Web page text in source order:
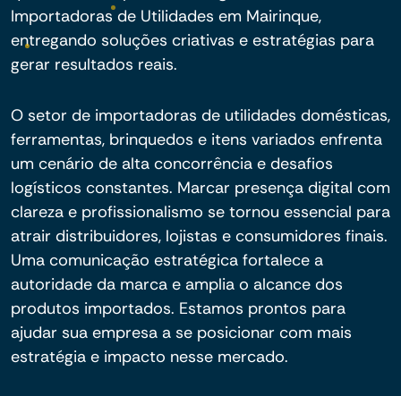
Importadoras de Utilidades em Mairinque,
entregando soluções criativas e estratégias para
gerar resultados reais.
O setor de importadoras de utilidades domésticas,
ferramentas, brinquedos e itens variados enfrenta
um cenário de alta concorrência e desafios
logísticos constantes. Marcar presença digital com
clareza e profissionalismo se tornou essencial para
atrair distribuidores, lojistas e consumidores finais.
Uma comunicação estratégica fortalece a
autoridade da marca e amplia o alcance dos
produtos importados. Estamos prontos para
ajudar sua empresa a se posicionar com mais
estratégia e impacto nesse mercado.